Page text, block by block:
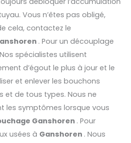
Vous n’êtes pas obligé,
cela, contactez le
. Pour un découplage
spécialistes utilisent
d’égout le plus à jour et le
et enlever les bouchons
et de tous types. Nous ne
les symptômes lorsque vous
Ganshoren . Pour
usées à Ganshoren . Nous